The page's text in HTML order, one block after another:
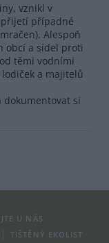
vznikl v
případné
Alespoň
obcí a sídel proti
těmi vodními
a majitelů
si
U NÁS
TIŠTĚNÝ EKOLIST